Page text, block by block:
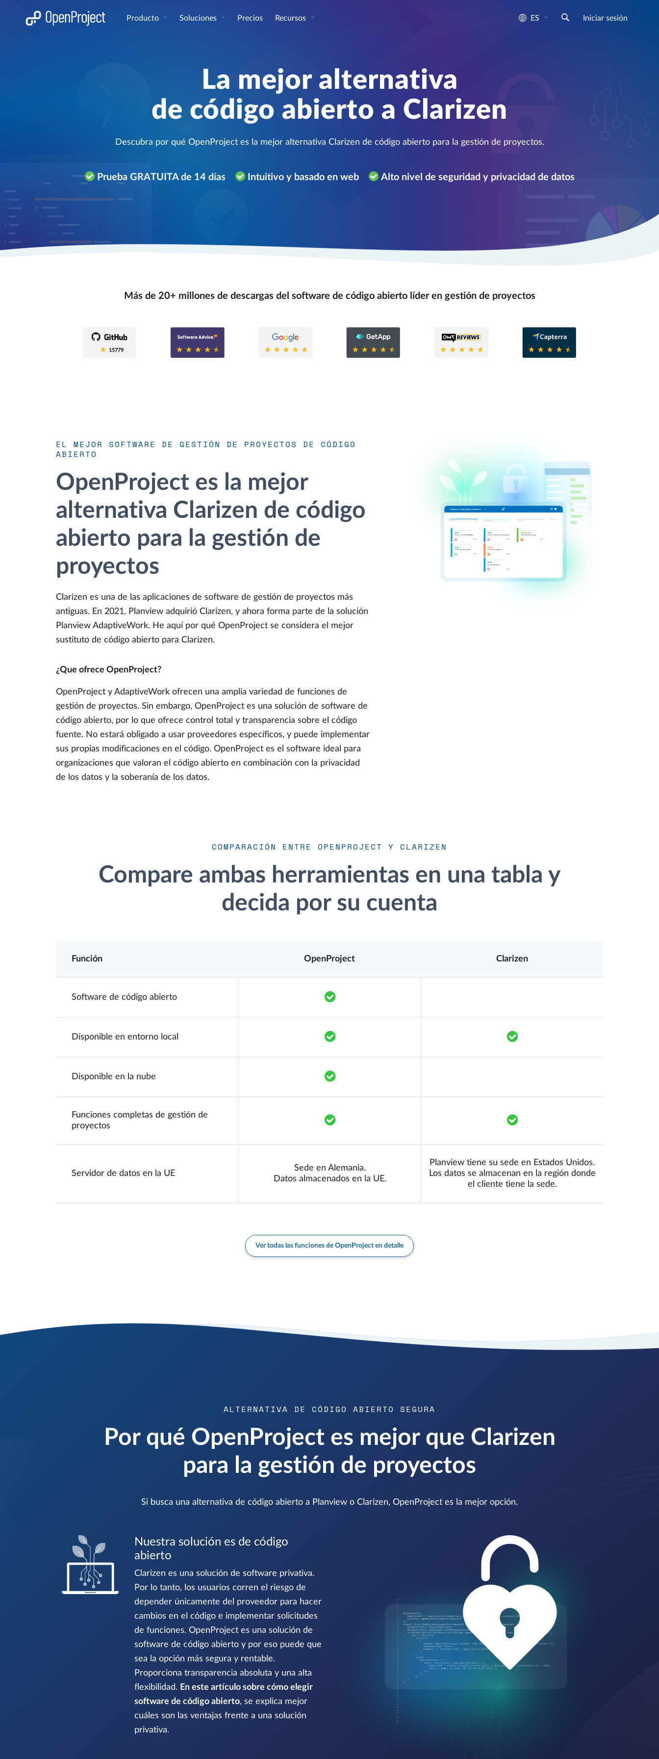
Producto Soluciones Precios Recursos ES Iniciar sesión
La mejor alternativa
de código abierto a Clarizen
Descubra por qué OpenProject es la mejor alternativa Clarizen de código abierto para la gestión de proyectos.
Prueba GRATUITA de 14 días Intuitivo y basado en web Alto nivel de seguridad y privacidad de datos
Más de 20+ millones de descargas del software de código abierto líder en gestión de proyectos
15779
EL MEJOR SOFTWARE DE GESTIÓN DE PROYECTOS DE CÓDIGO
ABIERTO
OpenProject es la mejor
alternativa Clarizen de código
abierto para la gestión de
proyectos
Clarizen es una de las aplicaciones de software de gestión de proyectos más
antiguas. En 2021, Planview adquirió Clarizen, y ahora forma parte de la solución
Planview AdaptiveWork. He aquí por qué OpenProject se considera el mejor
sustituto de código abierto para Clarizen.
¿Que ofrece OpenProject?
OpenProject y AdaptiveWork ofrecen una amplia variedad de funciones de
gestión de proyectos. Sin embargo, OpenProject es una solución de software de
código abierto, por lo que ofrece control total y transparencia sobre el código
fuente. No estará obligado a usar proveedores específicos, y puede implementar
sus propias modificaciones en el código. OpenProject es el software ideal para
organizaciones que valoran el código abierto en combinación con la privacidad
de los datos y la soberanía de los datos.
COMPARACIÓN ENTRE OPENPROJECT Y CLARIZEN
Compare ambas herramientas en una tabla y
decida por su cuenta
Función OpenProject Clarizen
Software de código abierto
Disponible en entorno local Translation missing: es.components.accessibility.yes
Disponible en la nube
Funciones completas de gestión de
proyectos
Translation missing: es.components.accessibility.yes
Servidor de datos en la UE
Sede en Alemania.
Datos almacenados en la UE.
Planview tiene su sede en Estados Unidos.
Los datos se almacenan en la región donde
el cliente tiene la sede.
Ver todas las funciones de OpenProject en detalle
ALTERNATIVA DE CÓDIGO ABIERTO SEGURA
Por qué OpenProject es mejor que Clarizen
para la gestión de proyectos
Si busca una alternativa de código abierto a Planview o Clarizen, OpenProject es la mejor opción.
Nuestra solución es de código
abierto
Clarizen es una solución de software privativa.
Por lo tanto, los usuarios corren el riesgo de
depender únicamente del proveedor para hacer
cambios en el código e implementar solicitudes
de funciones. OpenProject es una solución de
software de código abierto y por eso puede que
sea la opción más segura y rentable.
Proporciona transparencia absoluta y una alta
flexibilidad. En este artículo sobre cómo elegir
software de código abierto, se explica mejor
cuáles son las ventajas frente a una solución
privativa.
Abrir vínculo en un nuevo panel